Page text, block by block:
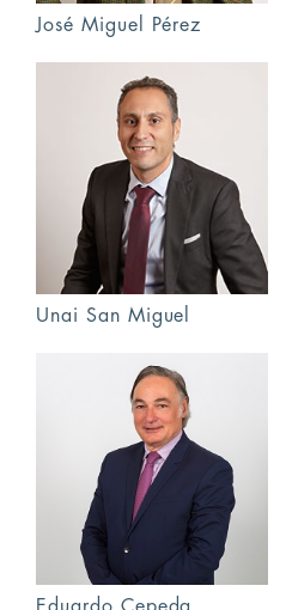
José Miguel Pérez
Unai San Miguel